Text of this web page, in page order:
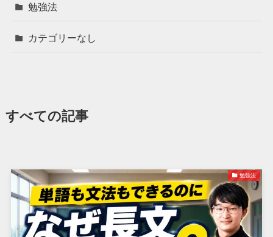
勉強法
カテゴリーなし
すべての記事
勉強法